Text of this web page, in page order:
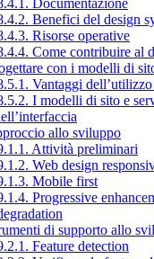
Documentazione
Benefici del design
Risorse operative
Come contribuire al
con i modelli di
Vantaggi
I modelli di sito e
allo sviluppo
Attività preliminari
Web design
Mobile first
Progressive
di supporto allo
Feature detection